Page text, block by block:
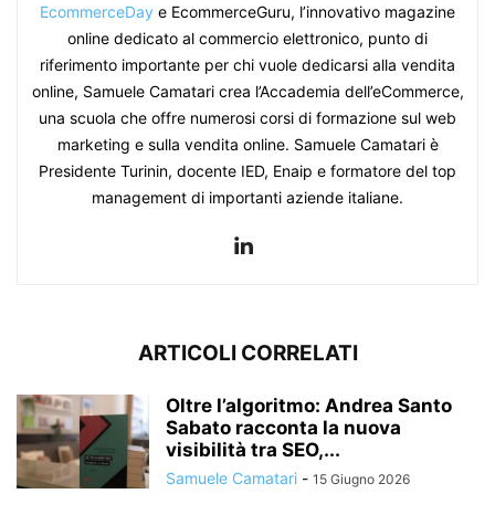
EcommerceDay e EcommerceGuru, l’innovativo magazine
online dedicato al commercio elettronico, punto di
riferimento importante per chi vuole dedicarsi alla vendita
online, Samuele Camatari crea l’Accademia dell’eCommerce,
una scuola che offre numerosi corsi di formazione sul web
marketing e sulla vendita online. Samuele Camatari è
Presidente Turinin, docente IED, Enaip e formatore del top
management di importanti aziende italiane.
ARTICOLI CORRELATI
Oltre l’algoritmo: Andrea Santo
Sabato racconta la nuova
visibilità tra SEO,...
Samuele Camatari - 15 Giugno 2026